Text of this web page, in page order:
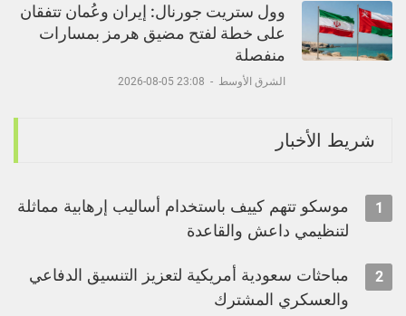
وول ستريت جورنال: إيران وعُمان تتفقان
على خطة لفتح مضيق هرمز بمسارات
منفصلة
الشرق الأوسط -
23:08 05-08-2026
شريط الأخبار
1
موسكو تتهم كييف باستخدام أساليب إرهابية مماثلة
لتنظيمي داعش والقاعدة
2
مباحثات سعودية أمريكية لتعزيز التنسيق الدفاعي
والعسكري المشترك